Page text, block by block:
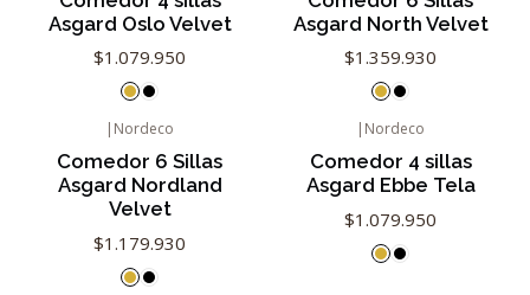
Asgard Oslo Velvet
$1.079.950
Asgard North Velvet
$1.359.930
| Nordeco
Comedor 6 Sillas
Asgard Nordland
Velvet
$1.179.930
| Nordeco
Comedor 4 sillas
Asgard Ebbe Tela
$1.079.950